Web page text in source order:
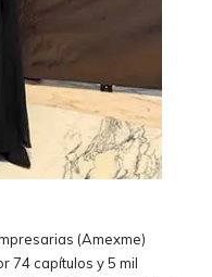
(Amexme)
74 capítulos y 5 mil